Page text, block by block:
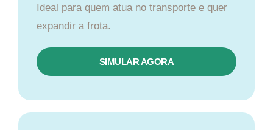
Ideal para quem atua no transporte e quer
expandir a frota.
SIMULAR AGORA